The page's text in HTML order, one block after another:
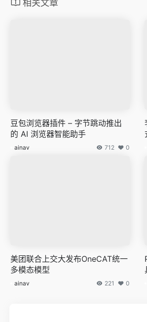
相关文章
豆包浏览器插件 – 字节跳动推出
的 AI 浏览器智能助手
ainav 712 0
美团联合上交大发布OneCAT统一
多模态模型
ainav 221 0